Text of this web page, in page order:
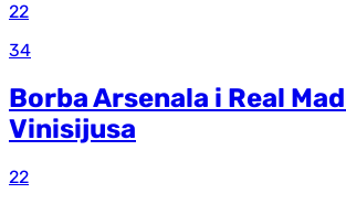
22
34
Borba Arsenala i Real
Vinisijusa
22